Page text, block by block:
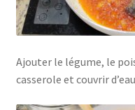
Ajouter le légume, le
casserole et couvrir